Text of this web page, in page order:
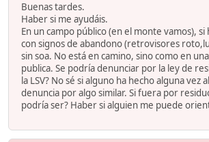
Buenas tardes.
Haber si me ayudáis.
En un campo público (en el monte vamos),
con signos de abandono (retrovisores
sin soa. No está en camino, sino como en
publica. Se podría denunciar por la ley de
la LSV? No sé si alguno ha hecho alguna vez
denuncia por algo similar. Si fuera por
podría ser? Haber si alguien me puede